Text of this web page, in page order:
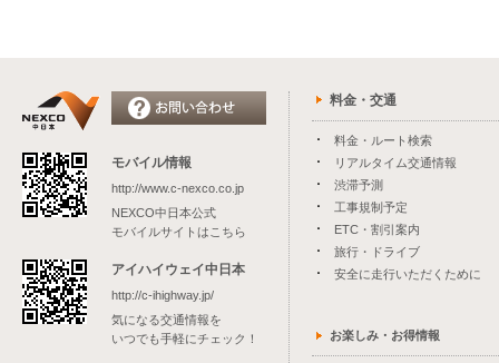
モバイル情報
http://www.c-nexco.co.jp
NEXCO中日本公式
モバイルサイトはこちら
アイハイウェイ中日本
http://c-ihighway.jp/
気になる交通情報を
いつでも手軽にチェック！
料金・交通
料金・ルート検索
リアルタイム交通情報
渋滞予測
工事規制予定
ETC・割引案内
旅行・ドライブ
安全に走行いただくために
お楽しみ・お得情報